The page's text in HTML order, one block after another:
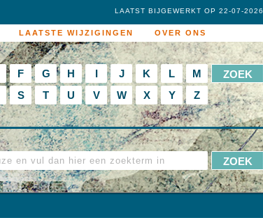
LAATSTE WIJZIGINGEN OVER ONS
LAATST BIJGEWERKT OP 22-07-2026
F G H I J K L
M
S T U V W X Y Z